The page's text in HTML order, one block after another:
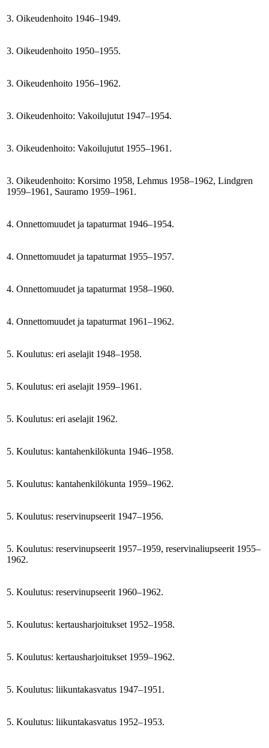
3. Oikeudenhoito 1946–1949.
3. Oikeudenhoito 1950–1955.
3. Oikeudenhoito 1956–1962.
3. Oikeudenhoito: Vakoilujutut 1947–1954.
3. Oikeudenhoito: Vakoilujutut 1955–1961.
3. Oikeudenhoito: Korsimo 1958, Lehmus 1958–1962, Lindgren
1959–1961, Sauramo 1959–1961.
4. Onnettomuudet ja tapaturmat 1946–1954.
4. Onnettomuudet ja tapaturmat 1955–1957.
4. Onnettomuudet ja tapaturmat 1958–1960.
4. Onnettomuudet ja tapaturmat 1961–1962.
5. Koulutus: eri aselajit 1948–1958.
5. Koulutus: eri aselajit 1959–1961.
5. Koulutus: eri aselajit 1962.
5. Koulutus: kantahenkilökunta 1946–1958.
5. Koulutus: kantahenkilökunta 1959–1962.
5. Koulutus: reservinupseerit 1947–1956.
5. Koulutus: reservinupseerit 1957–1959, reservinaliupseerit 1955–
1962.
5. Koulutus: reservinupseerit 1960–1962.
5. Koulutus: kertausharjoitukset 1952–1958.
5. Koulutus: kertausharjoitukset 1959–1962.
5. Koulutus: liikuntakasvatus 1947–1951.
5. Koulutus: liikuntakasvatus 1952–1953.